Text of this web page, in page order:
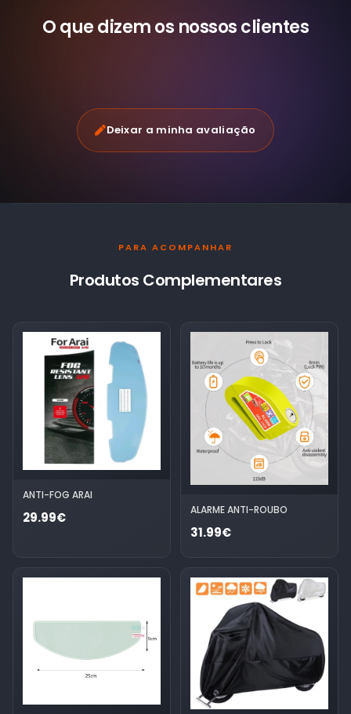
O que dizem os nossosclientes
Deixar a minha avaliação
PARA ACOMPANHAR
Produtos Complementares
ANTI-FOG ARAI
29.99€ ALARME ANTI-ROUBO
31.99€